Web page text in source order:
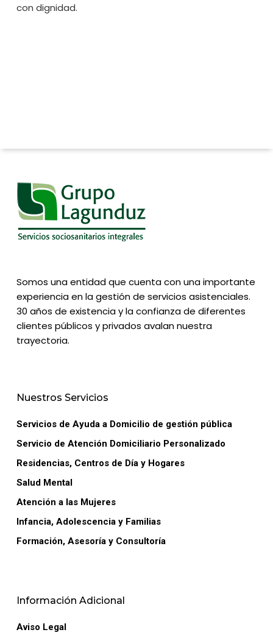
con dignidad.
Somos una entidad que cuenta con una importante
experiencia en la gestión de servicios asistenciales.
30 años de existencia y la confianza de diferentes
clientes públicos y privados avalan nuestra
trayectoria.
Nuestros Servicios
Servicios de Ayuda a Domicilio de gestión pública
Servicio de Atención Domiciliario Personalizado
Residencias, Centros de Día y Hogares
Salud Mental
Atención a las Mujeres
Infancia, Adolescencia y Familias
Formación, Asesoría y Consultoría
Información Adicional
Aviso Legal